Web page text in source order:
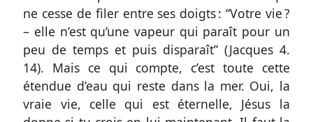
ne cesse de filer entre ses doigts : “Votre vie ?
– elle n’est qu’une vapeur qui paraît pour un
peu de temps et puis disparaît” (Jacques 4.
14). Mais ce qui compte, c’est toute cette
étendue d’eau qui reste dans la mer. Oui, la
vraie vie, celle qui est éternelle, Jésus la
?
Signaler
une
erreur